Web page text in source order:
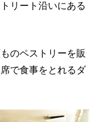
リート沿いにある
のペストリーを販
で食事をとれるダ